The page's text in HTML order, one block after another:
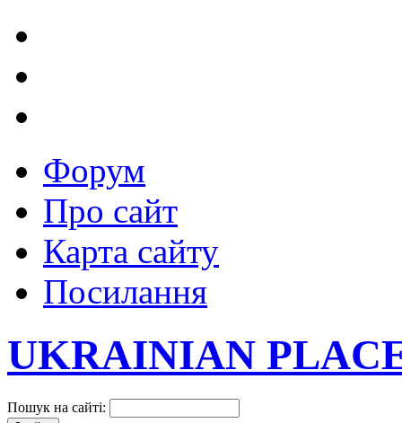
Форум
Про сайт
Карта сайту
Посилання
UKRAINIAN
Пошук на сайті: